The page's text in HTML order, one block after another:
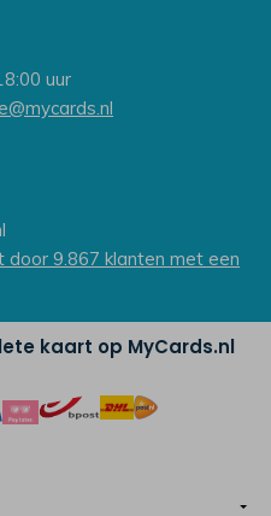
uur
door 9.867 klanten met een
kaart op MyCards.nl